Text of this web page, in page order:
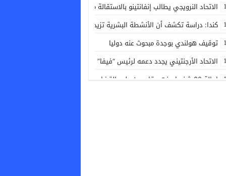
الاتحاد النرويجي يطالب إنفانتينو بالاستقالة من رئاسة الفيفا
كندا: دراسة تكشف أن الأنشطة البشرية تزيد خطر حرائق الغابات
توقيف هولندي بوجدة مبحوث عنه دوليا
الاتحاد الأرجنتيني يجدد دعمه لرئيس “فيفا” جياني إنفانتينو
إحالة 80 شخصا بينهم قاصرون على القضاء بالناظور عقب محاولة اقتحام سياج مليلية المحتلة